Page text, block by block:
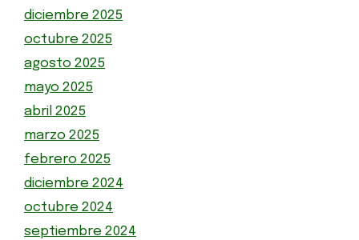
diciembre 2025
octubre 2025
agosto 2025
mayo 2025
abril 2025
marzo 2025
febrero 2025
diciembre 2024
octubre 2024
septiembre 2024